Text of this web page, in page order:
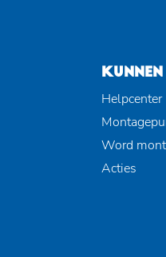
Helpcenter
Word
Acties